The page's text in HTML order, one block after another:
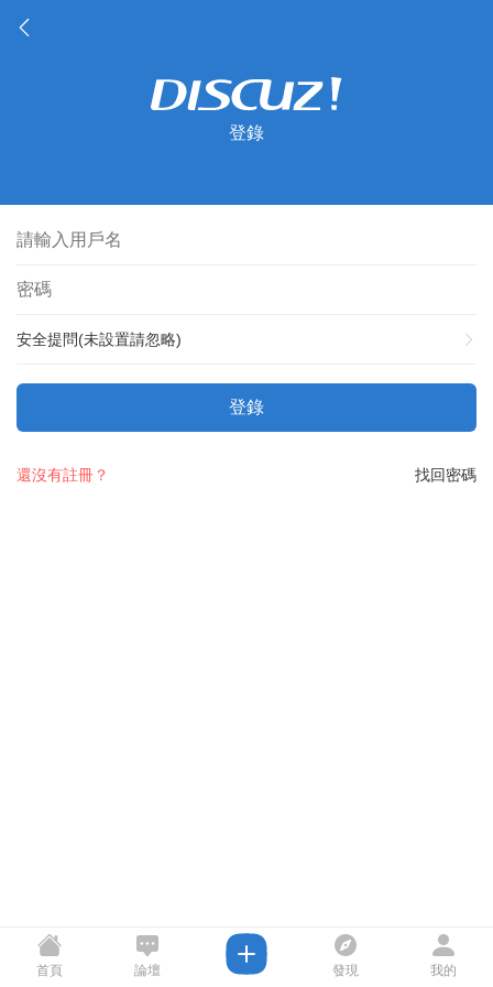
登錄
安全提問(未設置請忽略)
登錄
找回密碼
還沒有註冊？
首頁 論壇 發現 我的